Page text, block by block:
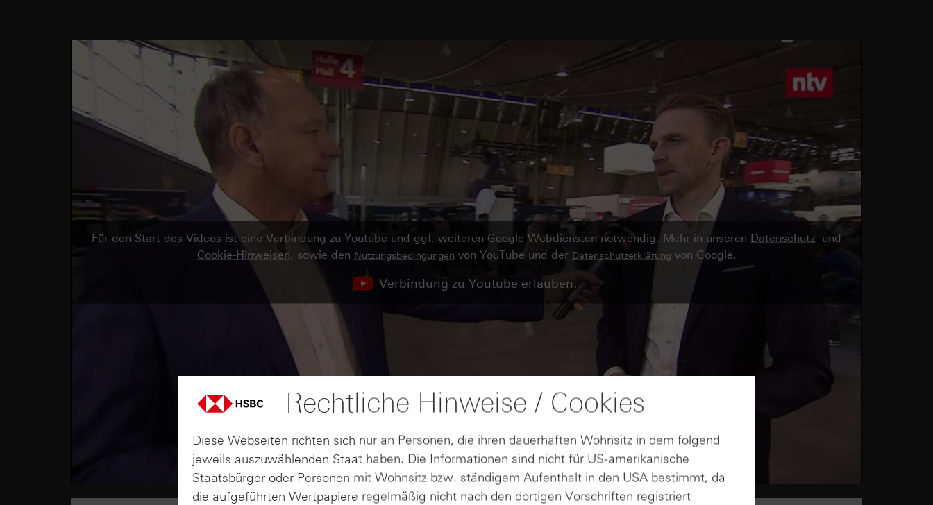
Für den Start des Videos ist eine Verbindung zu Youtube und ggf. weiteren Google-Webdiensten notwendig. Mehr in unseren Datenschutz- und
Cookie-Hinweisen, sowie den Nutzungsbedingungen von YouTube und der Datenschutzerklärung von Google.
Verbindung zu Youtube erlauben.
Rechtliche Hinweise / Cookies
Diese Webseiten richten sich nur an Personen, die ihren dauerhaften Wohnsitz in dem folgend
jeweils auszuwählenden Staat haben. Die Informationen sind nicht für US-amerikanische
Staatsbürger oder Personen mit Wohnsitz bzw. ständigem Aufenthalt in den USA bestimmt, da
die aufgeführten Wertpapiere regelmäßig nicht nach den dortigen Vorschriften registriert